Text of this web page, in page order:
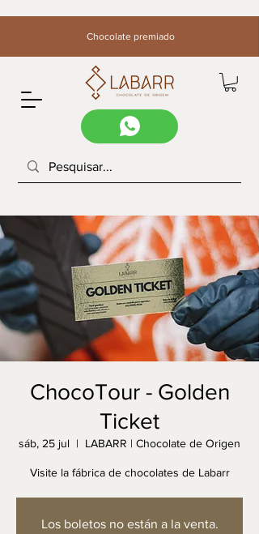
Chocolate premiado
ChocoTour - Golden
Ticket
sáb, 25 jul
  |
LABARR | Chocolate de Origen
Visite la fábrica de chocolates de Labarr
Los boletos no están a la venta.